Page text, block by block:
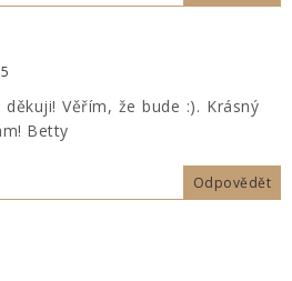
Věřím, že bude :). Krásný
Betty
Odpovědět